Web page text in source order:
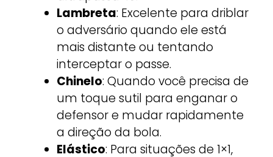
Lambreta: Excelente para driblar
o adversário quando ele está
mais distante ou tentando
interceptar o passe.
Chinelo: Quando você precisa de
um toque sutil para enganar o
defensor e mudar rapidamente
a direção da bola.
Elástico: Para situações de 1×1,